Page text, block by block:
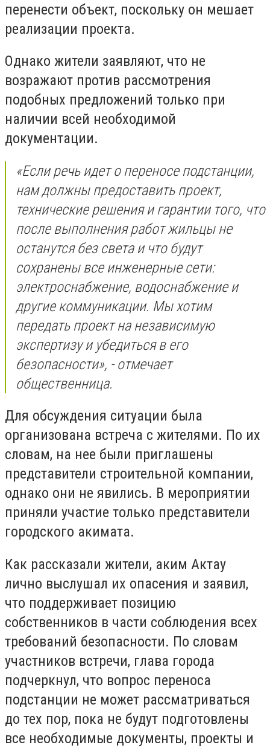
перенести объект, поскольку он мешает
реализации проекта.
Однако жители заявляют, что не
возражают против рассмотрения
подобных предложений только при
наличии всей необходимой
документации.
«Если речь идет о переносе подстанции,
нам должны предоставить проект,
технические решения и гарантии того, что
после выполнения работ жильцы не
останутся без света и что будут
сохранены все инженерные сети:
электроснабжение, водоснабжение и
другие коммуникации. Мы хотим
передать проект на независимую
экспертизу и убедиться в его
безопасности», - отмечает
общественница.
Для обсуждения ситуации была
организована встреча с жителями. По их
словам, на нее были приглашены
представители строительной компании,
однако они не явились. В мероприятии
приняли участие только представители
городского акимата.
Как рассказали жители, аким Актау
лично выслушал их опасения и заявил,
что поддерживает позицию
собственников в части соблюдения всех
требований безопасности. По словам
участников встречи, глава города
подчеркнул, что вопрос переноса
подстанции не может рассматриваться
до тех пор, пока не будут подготовлены
все необходимые документы, проекты и